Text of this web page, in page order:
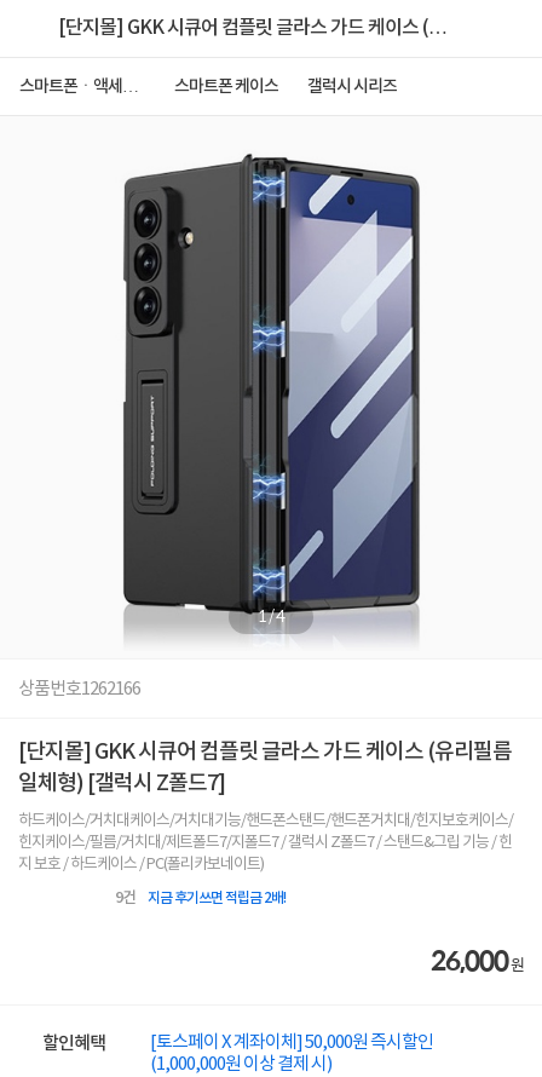
[단지몰] GKK 시큐어 컴플릿 글라스 가드 케이스 (유리
스마트폰ㆍ액세서
스마트폰 케이스 갤럭시 시리즈
1/4
상품번호1262166
[단지몰] GKK 시큐어 컴플릿 글라스 가드 케이스 (유리필름
일체형) [갤럭시 Z폴드7]
하드케이스/거치대케이스/거치대기능/핸드폰스탠드/핸드폰거치대/힌지보호케이스/
힌지케이스/필름/거치대/제트폴드7/지폴드7 / 갤럭시 Z폴드7 / 스탠드&그립 기능 / 힌
지 보호 / 하드케이스 / PC(폴리카보네이트)
9건 지금 후기쓰면 적립금 2배!
26,000원
할인혜택
[토스페이 X 계좌이체] 50,000원 즉시할인
(1,000,000원 이상 결제 시)